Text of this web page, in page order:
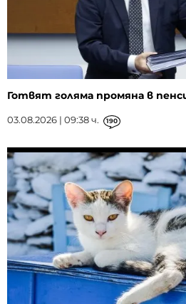
Готвят голяма промяна в
03.08.2026 | 09:38 ч. 190